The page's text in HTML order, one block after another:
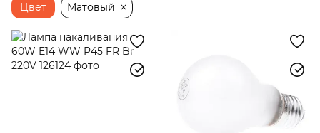
Цвет Матовый